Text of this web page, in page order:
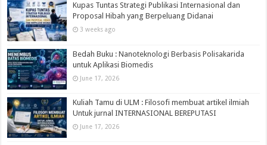
Kupas Tuntas Strategi Publikasi Internasional dan
Proposal Hibah yang Berpeluang Didanai
3 weeks ago
Bedah Buku : Nanoteknologi Berbasis Polisakarida
untuk Aplikasi Biomedis
June 17, 2026
Kuliah Tamu di ULM : Filosofi membuat artikel ilmiah
Untuk jurnal INTERNASIONAL BEREPUTASI
June 17, 2026